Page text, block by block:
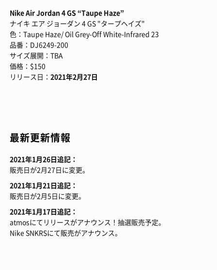
Nike Air Jordan 4 GS “Taupe Haze”
ナイキ エア ジョーダン 4 GS "タープヘイズ"
色：Taupe Haze/ Oil Grey-Off White-Infrared 23
品番：DJ6249-200
サイズ展開：TBA
価格：$150
リリース日： 2021年2月27日
最新更新情報
2021年1月26日追記：
販売日が2月27日に変更。
2021年1月21日追記：
販売日が2月5日に変更。
2021年1月17日追記：
atmosにてリリースがアナウンス！抽選販売予定。
Nike SNKRSにて販売がアナウンス。